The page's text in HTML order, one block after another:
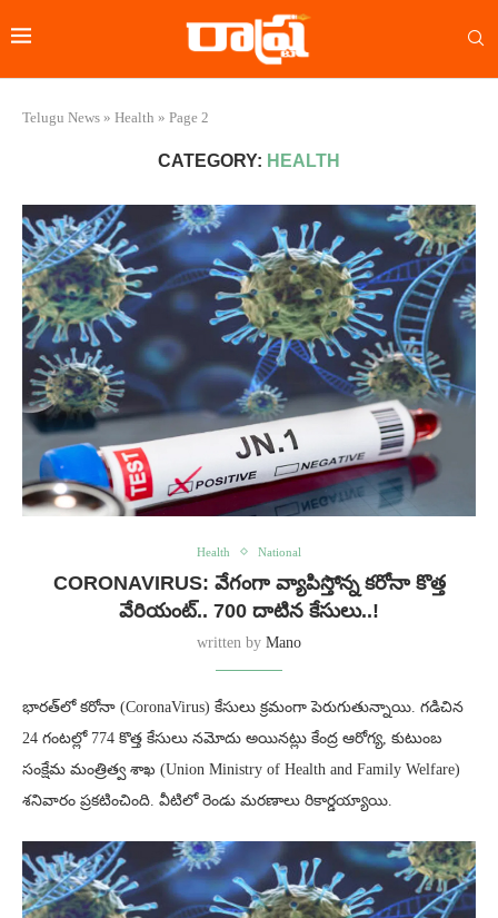
Telugu News » Health » Page 2
CATEGORY: HEALTH
Health National
CORONAVIRUS: వేగంగా వ్యాపిస్తోన్న కరోనా కొత్త
వేరియంట్.. 700 దాటిన కేసులు..!
written by Mano
భారత్‌లో కరోనా (CoronaVirus) కేసులు క్రమంగా పెరుగుతున్నాయి. గడిచిన
24 గంటల్లో 774 కొత్త కేసులు నమోదు అయినట్లు కేంద్ర ఆరోగ్య, కుటుంబ
సంక్షేమ మంత్రిత్వ శాఖ (Union Ministry of Health and Family Welfare)
శనివారం ప్రకటించింది. వీటిలో రెండు మరణాలు రికార్డయ్యాయి.